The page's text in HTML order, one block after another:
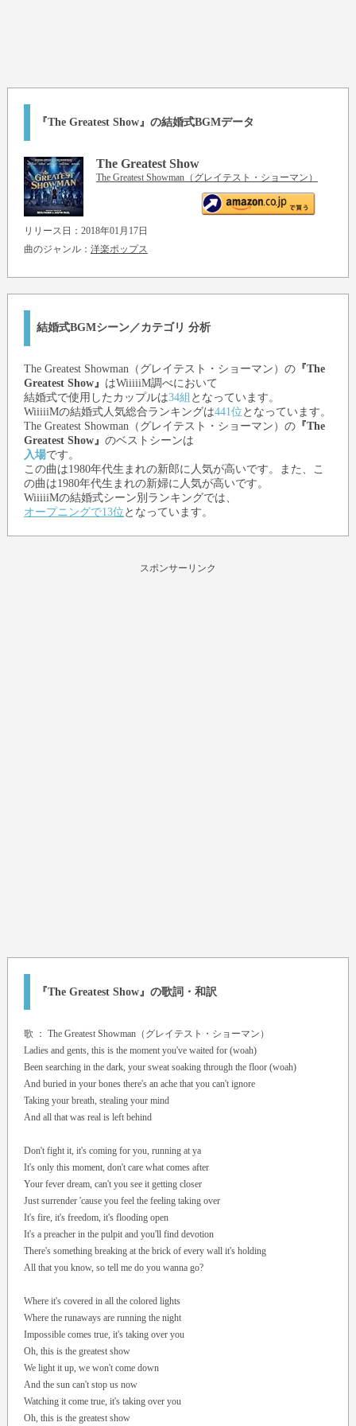
『The Greatest Show』の結婚式BGMデータ
The Greatest Show
The Greatest Showman（グレイテスト・ショーマン）
リリース日：2018年01月17日
曲のジャンル： 洋楽ポップス
結婚式BGMシーン／カテゴリ 分析
The Greatest Showman（グレイテスト・ショーマン） の『The
Greatest Show』 はWiiiiiM調べにおいて
結婚式で使用したカップルは34組 となっています。
WiiiiiMの結婚式人気総合ランキングは441位 となっています。
The Greatest Showman（グレイテスト・ショーマン） の『The
Greatest Show』 のベストシーンは
入場です。
この曲は1980年代生まれの新郎に人気が高いです。また、こ
の曲は1980年代生まれの新婦に人気が高いです。
WiiiiiMの結婚式シーン別ランキングでは、
オープニングで13位 となっています。
スポンサーリンク
『The Greatest Show』の歌詞・和訳
歌 ： The Greatest Showman（グレイテスト・ショーマン）
Ladies and gents, this is the moment you've waited for (woah)
Been searching in the dark, your sweat soaking through the floor (woah)
And buried in your bones there's an ache that you can't ignore
Taking your breath, stealing your mind
And all that was real is left behind
Don't fight it, it's coming for you, running at ya
It's only this moment, don't care what comes after
Your fever dream, can't you see it getting closer
Just surrender 'cause you feel the feeling taking over
It's fire, it's freedom, it's flooding open
It's a preacher in the pulpit and you'll find devotion
There's something breaking at the brick of every wall it's holding
All that you know, so tell me do you wanna go?
Where it's covered in all the colored lights
Where the runaways are running the night
Impossible comes true, it's taking over you
Oh, this is the greatest show
We light it up, we won't come down
And the sun can't stop us now
Watching it come true, it's taking over you
Oh, this is the greatest show